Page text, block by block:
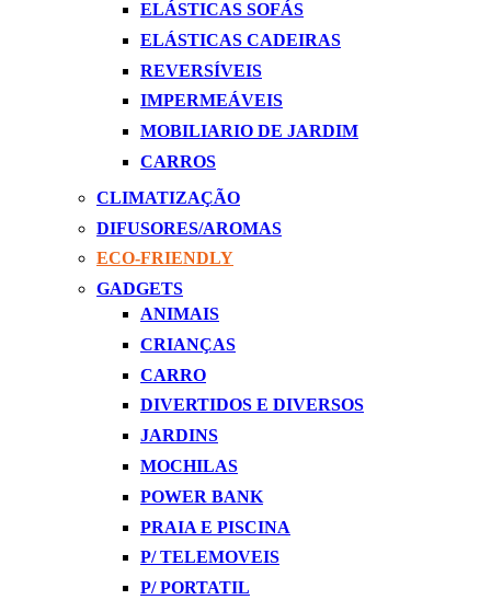
ELÁSTICAS SOFÁS
ELÁSTICAS CADEIRAS
REVERSÍVEIS
IMPERMEÁVEIS
MOBILIARIO DE JARDIM
CARROS
CLIMATIZAÇÃO
DIFUSORES/AROMAS
ECO-FRIENDLY
GADGETS
ANIMAIS
CRIANÇAS
CARRO
DIVERTIDOS E DIVERSOS
JARDINS
MOCHILAS
POWER BANK
PRAIA E PISCINA
P/ TELEMOVEIS
P/ PORTATIL